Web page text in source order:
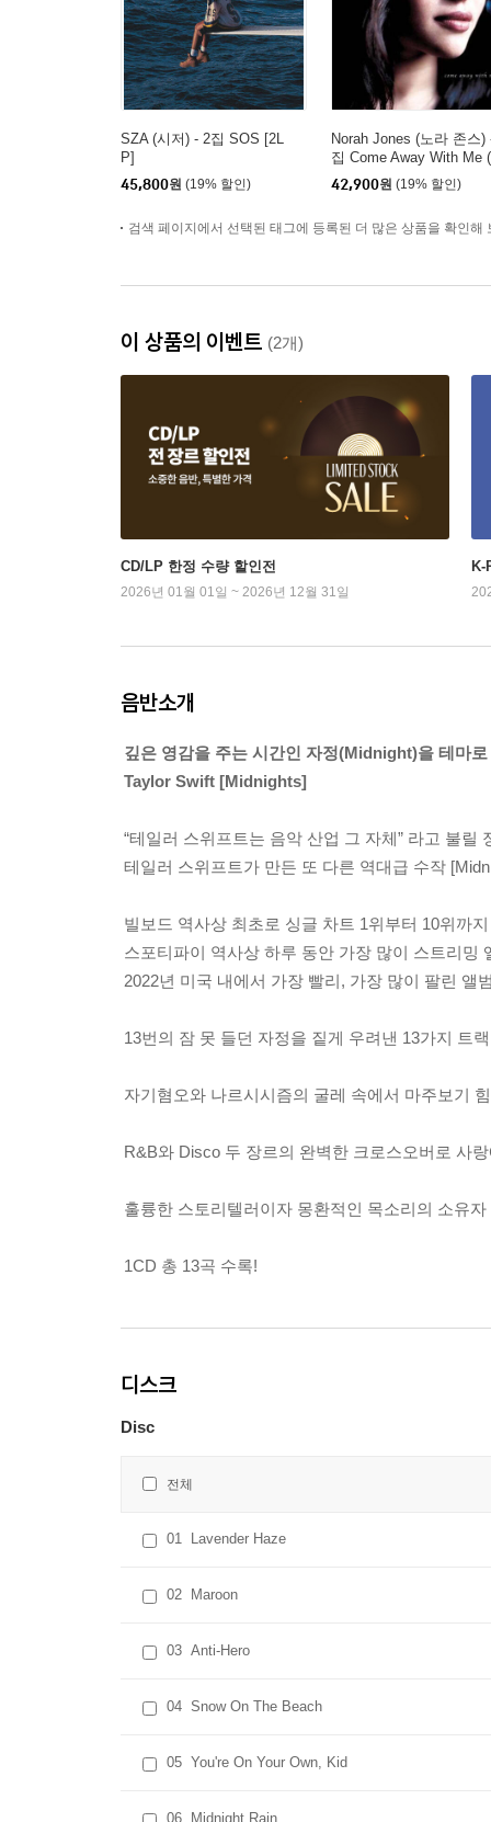
SZA (시저) - 2집 SOS [2L
P]
45,800원 (19% 할인)
Norah Jones (노라 존스)
집 Come Away With Me
th Anniversary)[LP]
42,900원 (19% 할인)
검색 페이지에서 선택된 태그에 등록된 더 많은 상품을 확인해
이 상품의 이벤트 (2개)
CD/LP 한정 수량 할인전
2026년 01월 01일 ~ 2026년 12월 31일
K-
음반소개
깊은 영감을 주는 시간인 자정(Midnight)을 테마
Taylor Swift [Midnights]
“테일러 스위프트는 음악 산업 그 자체” 라고 불릴
테일러 스위프트가 만든 또 다른 역대급 수작
빌보드 역사상 최초로 싱글 차트 1위부터 10위까
스포티파이 역사상 하루 동안 가장 많이 스트리밍
2022년 미국 내에서 가장 빨리, 가장 많이 팔린 앨
13번의 잠 못 들던 자정을 짙게 우려낸 13가지 트
자기혐오와 나르시시즘의 굴레 속에서 마주보기
R&B와 Disco 두 장르의 완벽한 크로스오버로 사
훌륭한 스토리텔러이자 몽환적인 목소리의 소유
1CD 총 13곡 수록!
디스크
Disc
전체
01 Lavender Haze
02 Maroon
03 Anti-Hero
04 Snow On The Beach
05 You're On Your Own, Kid
06 Midnight Rain